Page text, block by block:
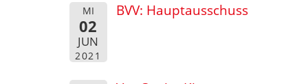
MI
02
JUN
2021
BVV: Hauptausschuss